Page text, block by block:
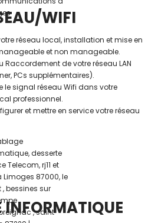
WIFI
réseau local, installation et mise en
et non manageable.
Raccordement de votre réseau LAN
PCs supplémentaires).
le signal réseau Wifi dans votre
professionnel.
et mettre en service votre réseau
INFORMATIQUE